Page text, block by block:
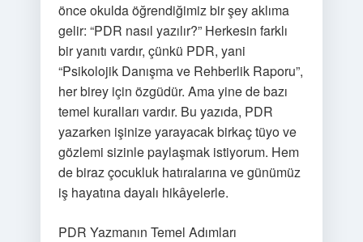
önce okulda öğrendiğimiz bir şey aklıma
gelir: “PDR nasıl yazılır?” Herkesin farklı
bir yanıtı vardır, çünkü PDR, yani
“Psikolojik Danışma ve Rehberlik Raporu”,
her birey için özgüdür. Ama yine de bazı
temel kuralları vardır. Bu yazıda, PDR
yazarken işinize yarayacak birkaç tüyo ve
gözlemi sizinle paylaşmak istiyorum. Hem
de biraz çocukluk hatıralarına ve günümüz
iş hayatına dayalı hikâyelerle.
PDR Yazmanın Temel Adımları